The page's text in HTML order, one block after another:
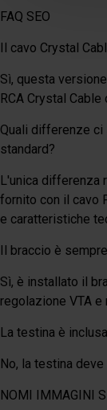
FAQ SEO
Il cavo Crystal
Sì, questa
RCA Crystal Cable
Quali differenze
standard?
L'unica differenza
fornito con il cavo
e caratteristiche
Il braccio è
Sì, è installato il
regolazione VTA
La testina è
No, la testina
NOMI IMMAGINI